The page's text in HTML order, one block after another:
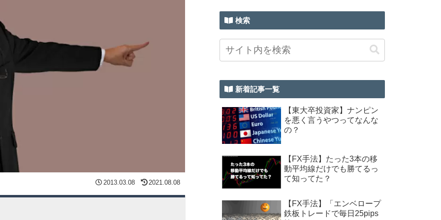
2013.03.08 2021.08.08
検索
新着記事一覧
【東大卒投資家】ナンピン
を悪く言うやつってなんな
の？
【FX手法】たった3本の移
動平均線だけでも勝てるっ
て知ってた？
【FX手法】「エンベロープ
鉄板トレードで毎日25pips